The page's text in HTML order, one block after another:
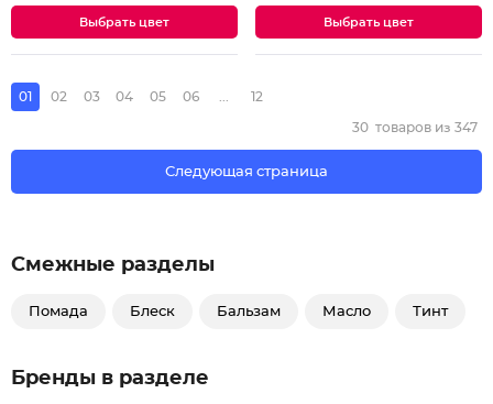
Выбрать цвет Выбрать цвет
01 02 03 04 05 06 12
Следующая страница
30 товаров из 347
Смежные разделы
Помада Блеск Бальзам Масло Тинт
Бренды в разделе